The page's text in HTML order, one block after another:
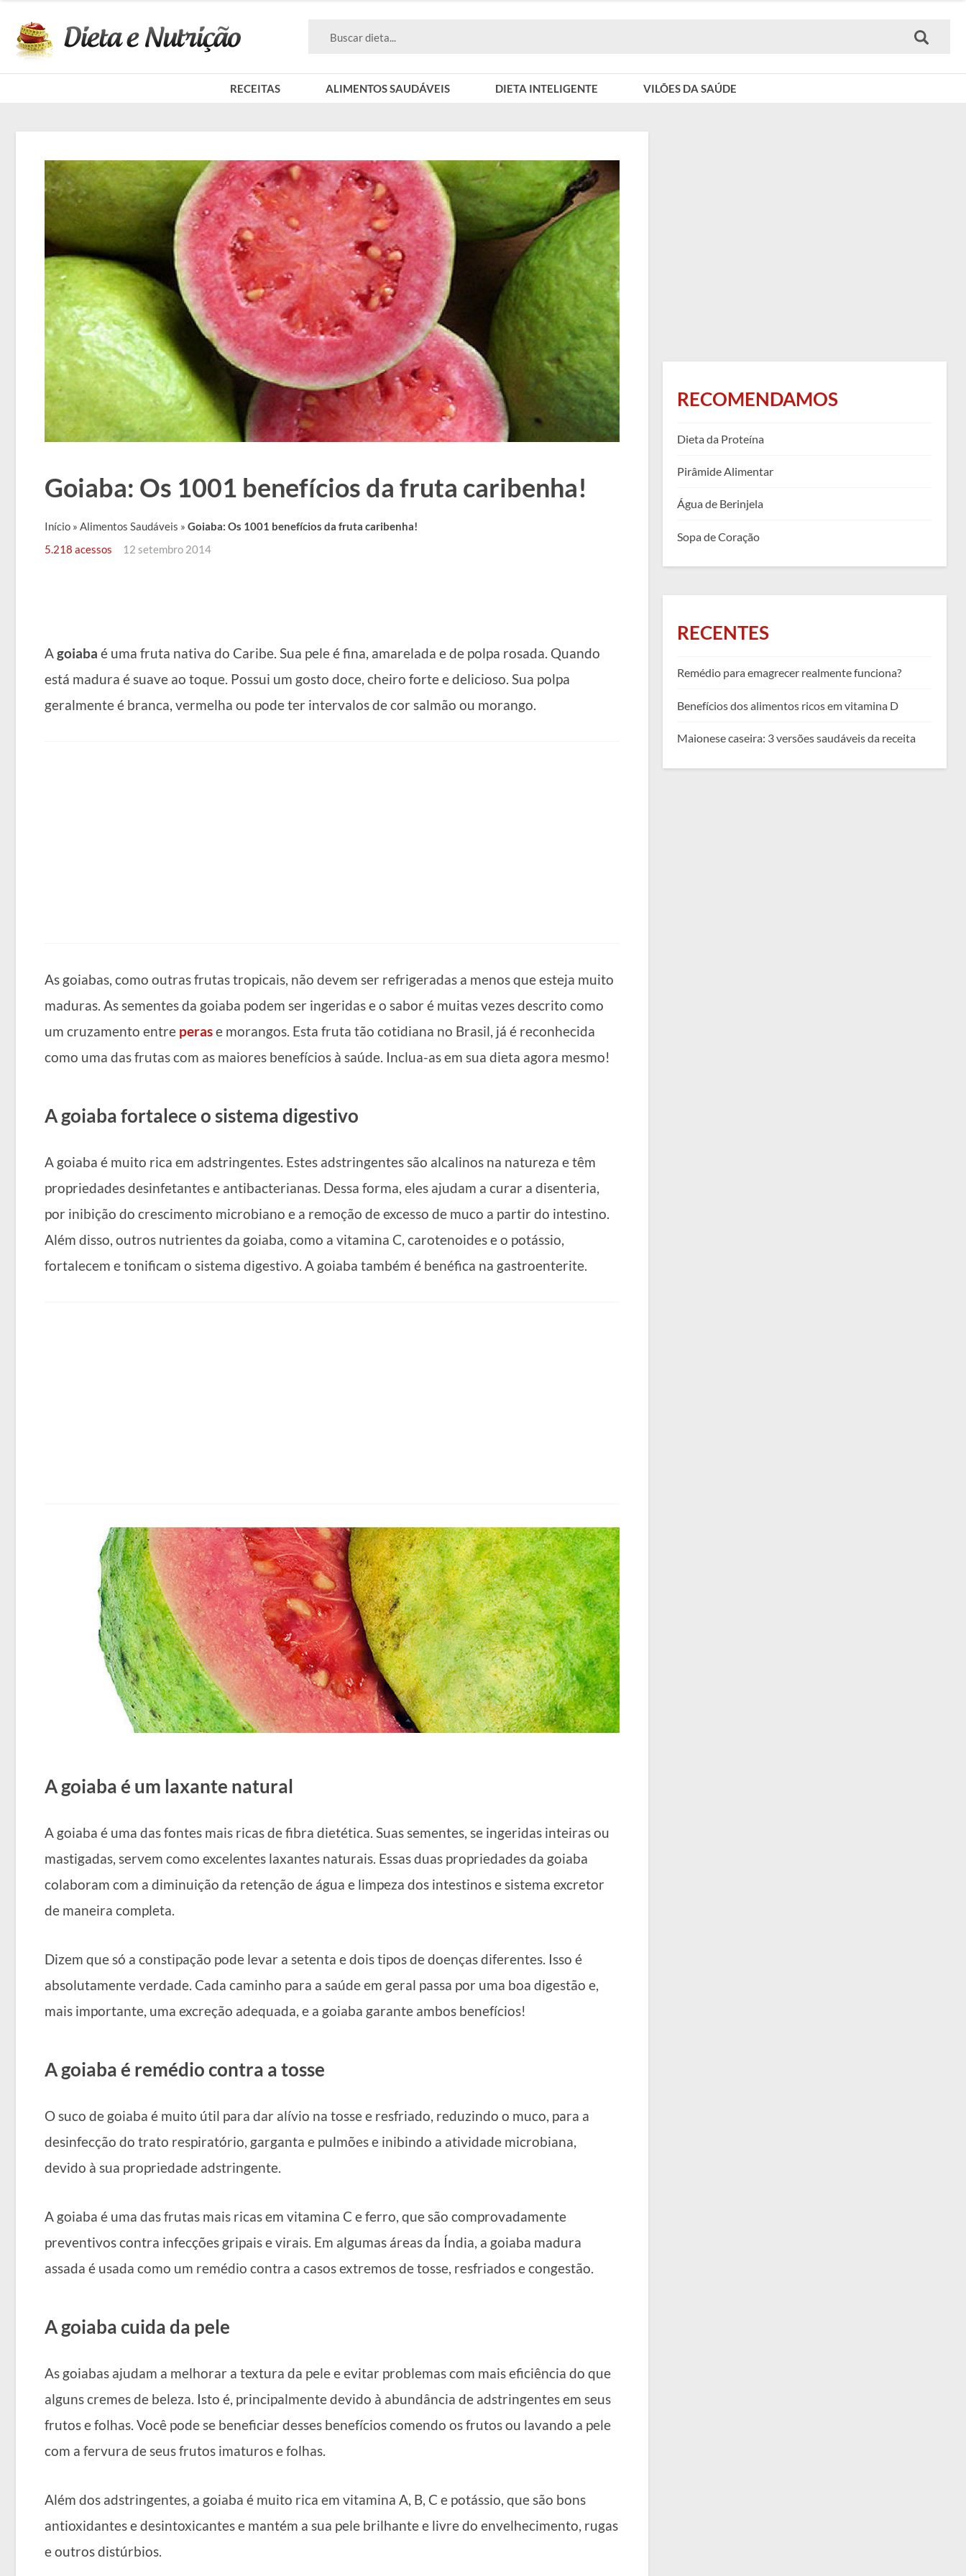
RECEITAS ALIMENTOS SAUDÁVEIS DIETA INTELIGENTE VILÕES DA SAÚDE
Goiaba: Os 1001 benefícios da fruta caribenha!
Início » Alimentos Saudáveis » Goiaba: Os 1001 benefícios da fruta caribenha!
5.218 acessos
12 setembro 2014
Agoiaba é uma fruta nativa do Caribe. Sua pele é fina, amarelada e de polpa rosada. Quando
está madura é suave ao toque. Possui um gosto doce, cheiro forte e delicioso. Sua polpa
geralmente é branca, vermelha ou pode ter intervalos de cor salmão ou morango.
As goiabas, como outras frutas tropicais, não devem ser refrigeradas a menos que esteja muito
maduras. As sementes da goiaba podem ser ingeridas e o sabor é muitas vezes descrito como
um cruzamento entre perase morangos. Esta fruta tão cotidiana no Brasil, já é reconhecida
como uma das frutas com as maiores benefícios à saúde. Inclua-as em sua dieta agora mesmo!
A goiaba fortalece o sistema digestivo
A goiaba é muito rica em adstringentes. Estes adstringentes são alcalinos na natureza e têm
propriedades desinfetantes e antibacterianas. Dessa forma, eles ajudam a curar a disenteria,
por inibição do crescimento microbiano e a remoção de excesso de muco a partir do intestino.
Além disso, outros nutrientes da goiaba, como a vitamina C, carotenoides e o potássio,
fortalecem e tonificam o sistema digestivo. A goiaba também é benéfica na gastroenterite.
A goiaba é um laxante natural
A goiaba é uma das fontes mais ricas de fibra dietética. Suas sementes, se ingeridas inteiras ou
mastigadas, servem como excelentes laxantes naturais. Essas duas propriedades da goiaba
colaboram com a diminuição da retenção de água e limpeza dos intestinos e sistema excretor
de maneira completa.
Dizem que só a constipação pode levar a setenta e dois tipos de doenças diferentes. Isso é
absolutamente verdade. Cada caminho para a saúde em geral passa por uma boa digestão e,
mais importante, uma excreção adequada, e a goiaba garante ambos benefícios!
A goiaba é remédio contra a tosse
O suco de goiaba é muito útil para dar alívio na tosse e resfriado, reduzindo o muco, para a
desinfecção do trato respiratório, garganta e pulmões e inibindo a atividade microbiana,
devido à sua propriedade adstringente.
A goiaba é uma das frutas mais ricas em vitamina C e ferro, que são comprovadamente
preventivos contra infecções gripais e virais. Em algumas áreas da Índia, a goiaba madura
assada é usada como um remédio contra a casos extremos de tosse, resfriados e congestão.
A goiaba cuida da pele
As goiabas ajudam a melhorar a textura da pele e evitar problemas com mais eficiência do que
alguns cremes de beleza. Isto é, principalmente devido à abundância de adstringentes em seus
frutos e folhas. Você pode se beneficiar desses benefícios comendo os frutos ou lavando a pele
com a fervura de seus frutos imaturos e folhas.
Além dos adstringentes, a goiaba é muito rica em vitamina A, B, C e potássio, que são bons
antioxidantes e desintoxicantes e mantém a sua pele brilhante e livre do envelhecimento, rugas
e outros distúrbios.
RECOMENDAMOS
Dieta da Proteína
Pirâmide Alimentar
Água de Berinjela
Sopa de Coração
RECENTES
Remédio para emagrecer realmente funciona?
Benefícios dos alimentos ricos em vitamina D
Maionese caseira: 3 versões saudáveis da receita